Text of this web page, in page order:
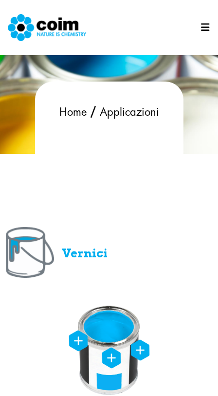
Salta al contenuto principale
Home/ Applicazioni
Vernici